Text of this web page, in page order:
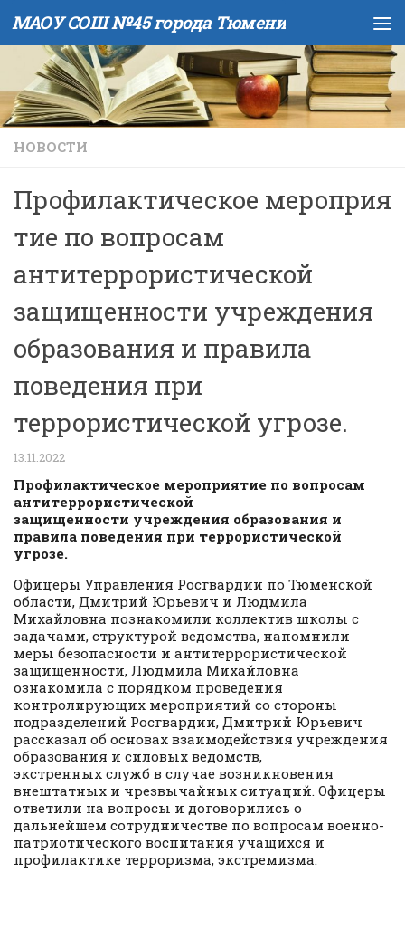
Skip to content
МАОУ СОШ №45 города Тюмени
НОВОСТИ
Профилактическое мероприя
тие по вопросам
антитеррористической
защищенности учреждения
образования и правила
поведения при
террористической угрозе.
13.11.2022
Профилактическое мероприятие по вопросам
антитеррористической
защищенности учреждения образования и
правила поведения при террористической
угрозе.
Офицеры Управления Росгвардии по Тюменской
области, Дмитрий Юрьевич и Людмила
Михайловна познакомили коллектив школы с
задачами, структурой ведомства, напомнили
меры безопасности и антитеррористической
защищенности, Людмила Михайловна
ознакомила с порядком проведения
контролирующих мероприятий со стороны
подразделений Росгвардии, Дмитрий Юрьевич
рассказал об основах взаимодействия учреждения
образования и силовых ведомств,
экстренных служб в случае возникновения
внештатных и чрезвычайных ситуаций. Офицеры
ответили на вопросы и договорились о
дальнейшем сотрудничестве по вопросам военно-
патриотического воспитания учащихся и
профилактике терроризма, экстремизма.